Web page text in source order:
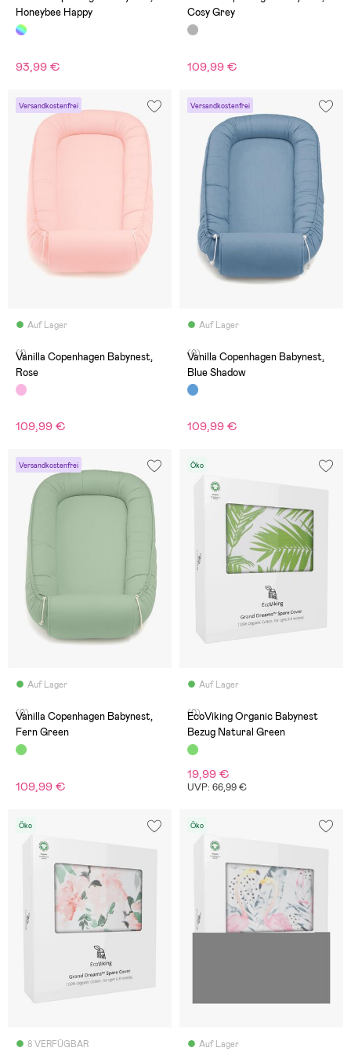
Honeybee Happy
93,99 €
Cosy Grey
109,99 €
Versandkostenfrei
Auf Lager
(1)
Vanilla Copenhagen Babynest,
Rose
109,99 €
Versandkostenfrei
Auf Lager
(0)
Vanilla Copenhagen Babynest,
Blue Shadow
109,99 €
Versandkostenfrei
Auf Lager
(0)
Vanilla Copenhagen Babynest,
Fern Green
109,99 €
Öko
Auf Lager
(0)
EcoViking Organic Babynest
Bezug Natural Green
19,99 €
UVP: 66,99 €
Öko
8 VERFÜGBAR
Öko
Auf Lager